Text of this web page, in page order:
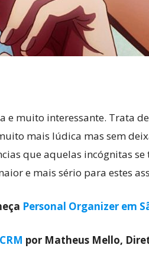
muito interessante. Trata
mais lúdica mas sem
que aquelas incógnitas
e mais sério para estes
Personal Organizer em
por Matheus Mello,